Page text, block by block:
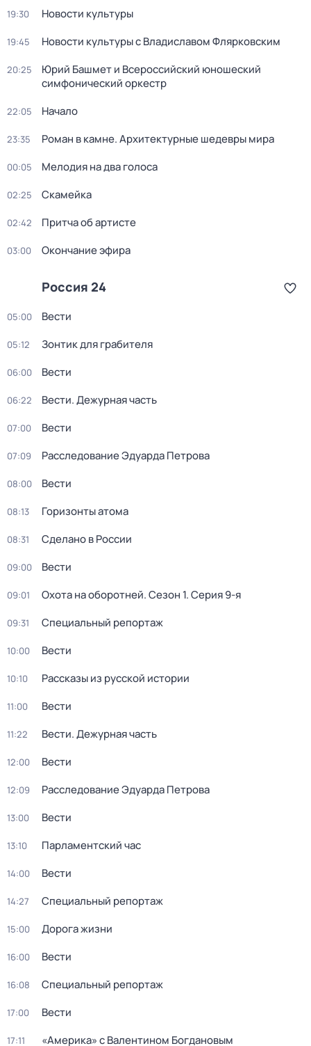
19:30 Новости культуры
19:45 Новости культуры с Владиславом Флярковским
20:25
Юрий Башмет и Всероссийский юношеский
симфонический оркестр
22:05 Начало
23:35 Роман в камне. Архитектурные шедевры мира
00:05 Мелодия на два голоса
02:25 Скамейка
02:42 Притча об артисте
03:00 Окончание эфира
Россия 24
05:00 Вести
05:12 Зонтик для грабителя
06:00 Вести
06:22 Вести. Дежурная часть
07:00 Вести
07:09 Расследование Эдуарда Петрова
08:00 Вести
08:13 Горизонты атома
08:31 Сделано в России
09:00 Вести
09:01 Охота на оборотней. Сезон 1. Серия 9-я
09:31 Специальный репортаж
10:00 Вести
10:10 Рассказы из русской истории
11:00 Вести
11:22 Вести. Дежурная часть
12:00 Вести
12:09 Расследование Эдуарда Петрова
13:00 Вести
13:10 Парламентский час
14:00 Вести
14:27 Специальный репортаж
15:00 Дорога жизни
16:00 Вести
16:08 Специальный репортаж
17:00 Вести
17:11 «Америка» с Валентином Богдановым